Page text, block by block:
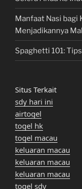
Manfaat Nasi bagi
Menjadikannya
Spaghetti 101:
Situs Terkait
sdy hari ini
airtogel
togel hk
togel macau
keluaran macau
keluaran macau
keluaran macau
togel sdy